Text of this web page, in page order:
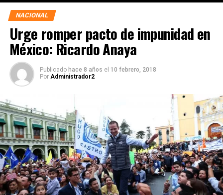
NACIONAL
Urge romper pacto de impunidad en
México: Ricardo Anaya
Publicado hace 8 años el 10 febrero, 2018
Por Administrador2